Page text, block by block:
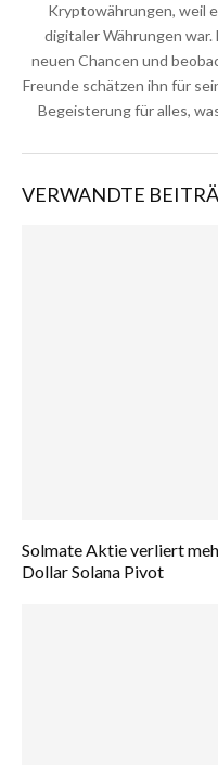
Kryptowährungen, weil
digitaler Währungen
neuen Chancen und
Freunde schätzen ihn für
Begeisterung für alles,
VERWANDTE
Solmate Aktie verliert
Dollar Solana Pivot